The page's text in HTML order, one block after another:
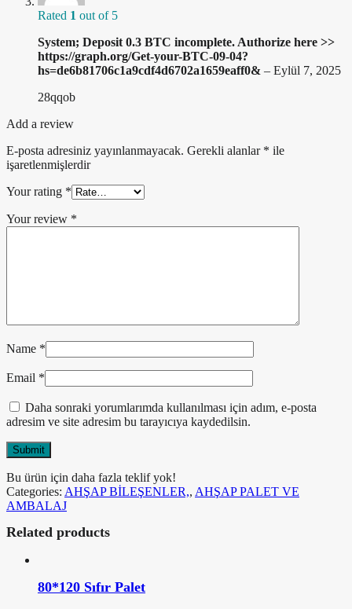
Rated 1 out of 5
System; Deposit 0.3 BTC incomplete. Authorize here >>
https://graph.org/Get-your-BTC-09-04?
hs=de6b81706c1a9cdf4d6702a1659eaff0& – Eylül 7, 2025
28qqob
Add a review
E-posta adresiniz yayınlanmayacak. Gerekli alanlar * ile
işaretlenmişlerdir
Your rating *
Your review *
Name *
Email *
Daha sonraki yorumlarımda kullanılması için adım, e-posta
adresim ve site adresim bu tarayıcıya kaydedilsin.
Bu ürün için daha fazla teklif yok!
Categories: AHŞAP BİLEŞENLER,, AHŞAP PALET VE
AMBALAJ
Related products
80*120 Sıfır Palet